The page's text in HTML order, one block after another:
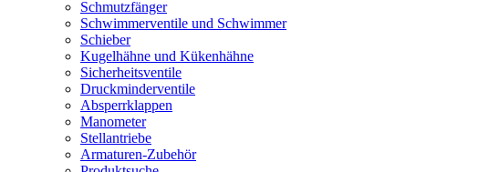
Schmutzfänger
Schwimmerventile und Schwimmer
Schieber
Kugelhähne und Kükenhähne
Sicherheitsventile
Druckminderventile
Absperrklappen
Manometer
Stellantriebe
Armaturen-Zubehör